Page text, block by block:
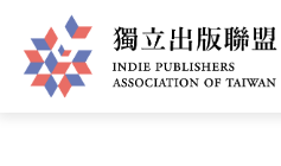
至
主
您
首頁 ❯ 書籍一覽